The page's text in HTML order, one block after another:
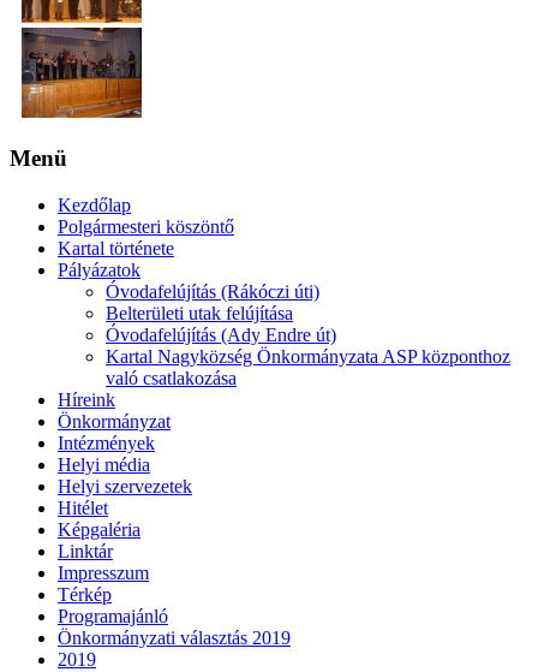
Menü
Kezdőlap
Polgármesteri köszöntő
Kartal története
Pályázatok
Óvodafelújítás (Rákóczi úti)
Belterületi utak felújítása
Óvodafelújítás (Ady Endre út)
Kartal Nagyközség Önkormányzata ASP központhoz
való csatlakozása
Híreink
Önkormányzat
Intézmények
Helyi média
Helyi szervezetek
Hitélet
Képgaléria
Linktár
Impresszum
Térkép
Programajánló
Önkormányzati választás 2019
2019